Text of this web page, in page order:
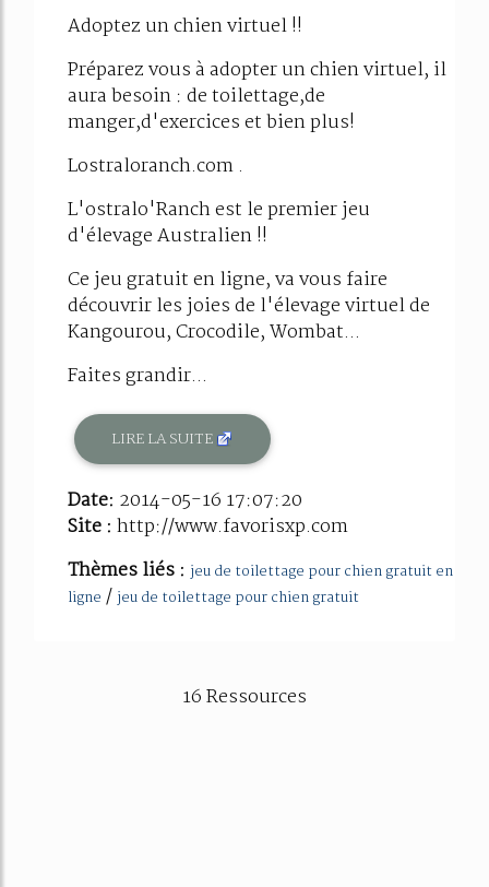
Adoptez un chien virtuel !!
Préparez vous à adopter un chien virtuel, il
aura besoin : de toilettage,de
manger,d'exercices et bien plus!
Lostraloranch.com .
L'ostralo'Ranch est le premier jeu
d'élevage Australien !!
Ce jeu gratuit en ligne, va vous faire
découvrir les joies de l'élevage virtuel de
Kangourou, Crocodile, Wombat...
Faites grandir...
LIRE LA SUITE
Date: 2014-05-16 17:07:20
Site : http://www.favorisxp.com
Thèmes liés : jeu de toilettage pour chien gratuit en
ligne / jeu de toilettage pour chien gratuit
16 Ressources